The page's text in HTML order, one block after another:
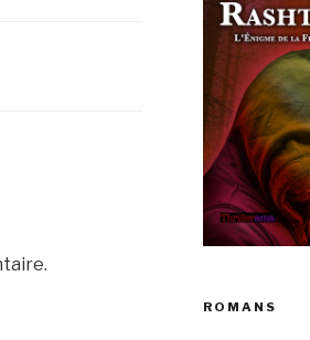
ROMANS